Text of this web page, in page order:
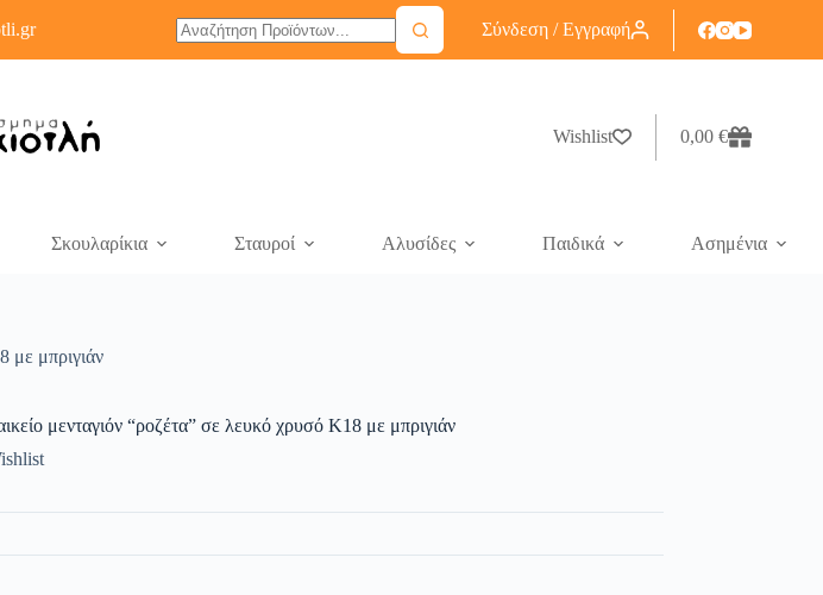
Σύνδεση / Εγγραφή
Wishlist 0,00 €
Σκουλαρίκια Σταυροί Αλυσίδες Παιδικά Ασημένια
με μπριγιάν
μενταγιόν “ροζέτα” σε λευκό χρυσό Κ18 με μπριγιάν